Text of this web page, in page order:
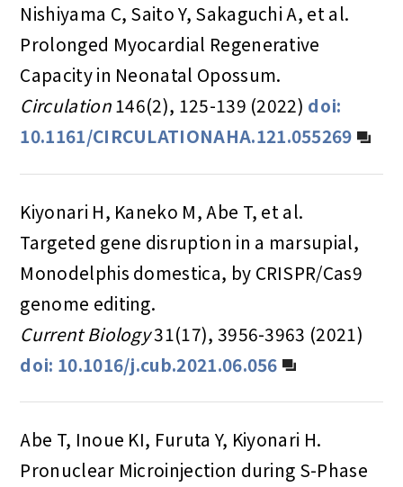
Nishiyama C, Saito Y, Sakaguchi A, et al.
Prolonged Myocardial Regenerative
Capacity in Neonatal Opossum.
Circulation146(2), 125-139 (2022) doi:
10.1161/CIRCULATIONAHA.121.055269
Kiyonari H, Kaneko M, Abe T, et al.
Targeted gene disruption in a marsupial,
Monodelphis domestica, by CRISPR/Cas9
genome editing.
Current Biology31(17), 3956-3963 (2021)
doi: 10.1016/j.cub.2021.06.056
Abe T, Inoue KI, Furuta Y, Kiyonari H.
Pronuclear Microinjection during S-Phase